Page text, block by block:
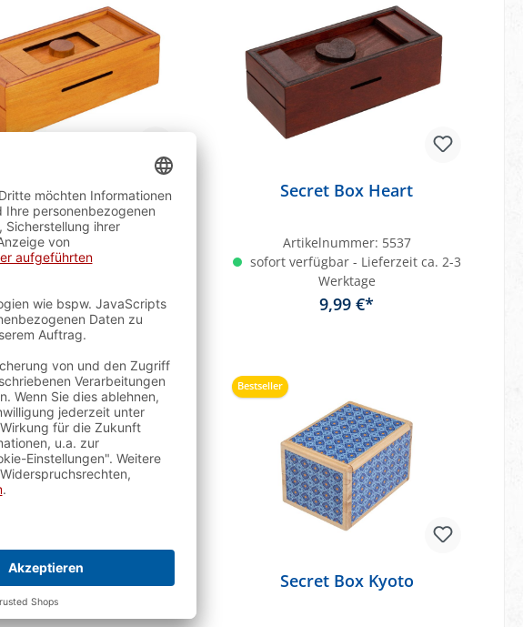
Box Circle
- Lieferzeit ca. 2-3
9,99 €*
den Warenkorb
Secret Box Heart
Artikelnummer: 5537
sofort verfügbar - Lieferzeit ca. 2-3
Werktage
9,99 €*
Box Honeycomb
Bestseller
Secret Box Kyoto